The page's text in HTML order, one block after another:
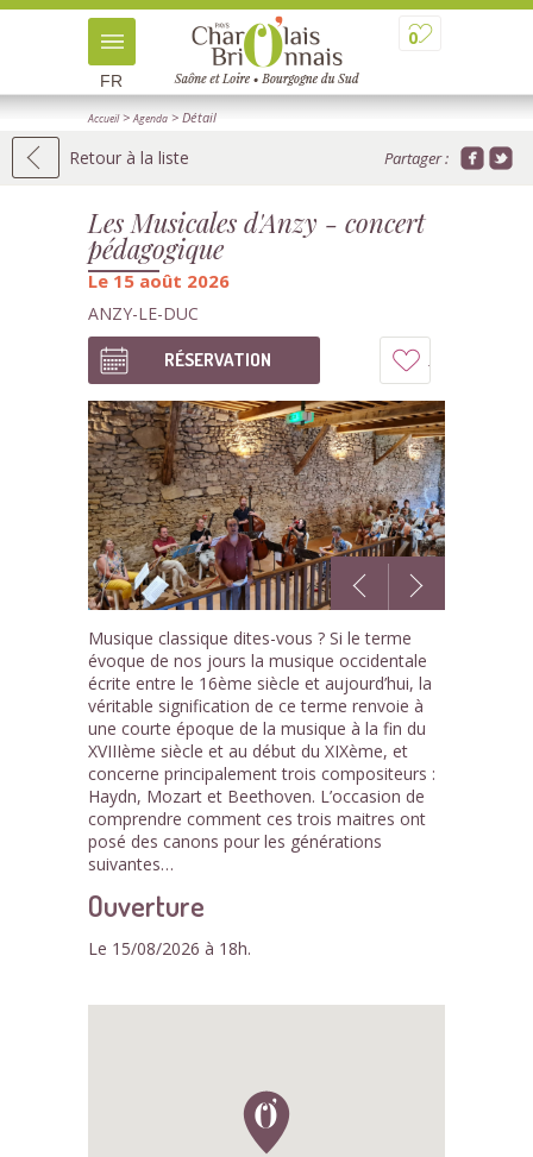
0
FR
Accueil>Agenda > Détail
Retour à la liste Partager :
Les Musicales d'Anzy - concert
pédagogique
Le 15 août 2026
ANZY-LE-DUC
à
mon
carnet
RÉSERVATION
1 /1
Musique classique dites-vous ? Si le terme
évoque de nos jours la musique occidentale
écrite entre le 16ème siècle et aujourd’hui, la
véritable signification de ce terme renvoie à
une courte époque de la musique à la fin du
XVIIIème siècle et au début du XIXème, et
concerne principalement trois compositeurs :
Haydn, Mozart et Beethoven. L’occasion de
comprendre comment ces trois maitres ont
posé des canons pour les générations
suivantes…
Ouverture
Le 15/08/2026 à 18h.